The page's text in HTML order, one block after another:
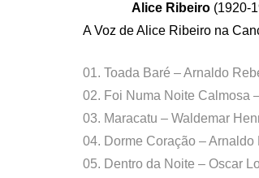
Alice Ribeiro (1920-
A Voz de Alice Ribeiro na
01. Toada Baré – Arnaldo
02. Foi Numa Noite Calmosa
03. Maracatu – Waldemar
04. Dorme Coração –
05. Dentro da Noite – Oscar